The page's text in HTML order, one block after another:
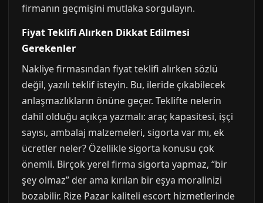
firmanın geçmişini mutlaka sorgulayın.
Fiyat Teklifi Alırken Dikkat Edilmesi
Gerekenler
Nakliye firmasından fiyat teklifi alırken sözlü
değil, yazılı teklif isteyin. Bu, ileride çıkabilecek
anlaşmazlıkların önüne geçer. Teklifte nelerin
dahil olduğu açıkça yazmalı: araç kapasitesi, işçi
sayısı, ambalaj malzemeleri, sigorta var mı, ek
ücretler neler? Özellikle sigorta konusu çok
önemli. Birçok yerel firma sigorta yapmaz, “bir
şey olmaz” der ama kırılan bir eşya moralinizi
bozabilir. Rize Pazar kaliteli escort hizmetlerinde